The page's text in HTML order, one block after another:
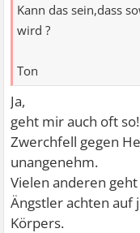
Kann das sein,dass
wird ?
Ton
Ja,
geht mir auch oft
Zwerchfell gegen
unangenehm.
Vielen anderen
Ängstler achten auf
Körpers.